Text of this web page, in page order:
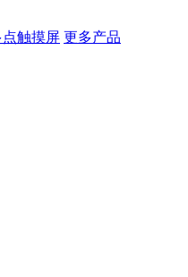
点触摸屏 更多产品